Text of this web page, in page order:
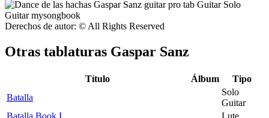
Derechos de autor: © All Rights Reserved
Otras tablaturas Gaspar Sanz
Título Álbum
Tipo
Batalla
Solo
Guitar
Batalla Book I
Lute